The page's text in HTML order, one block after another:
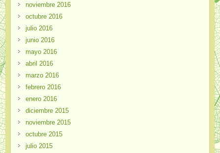
noviembre 2016
octubre 2016
julio 2016
junio 2016
mayo 2016
abril 2016
marzo 2016
febrero 2016
enero 2016
diciembre 2015
noviembre 2015
octubre 2015
julio 2015